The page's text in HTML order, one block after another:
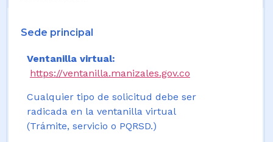
Sede principal
Ventanilla virtual:
https://ventanilla.manizales.gov.co
Cualquier tipo de solicitud debe ser
radicada en la ventanilla virtual
(Trámite, servicio o PQRSD.)